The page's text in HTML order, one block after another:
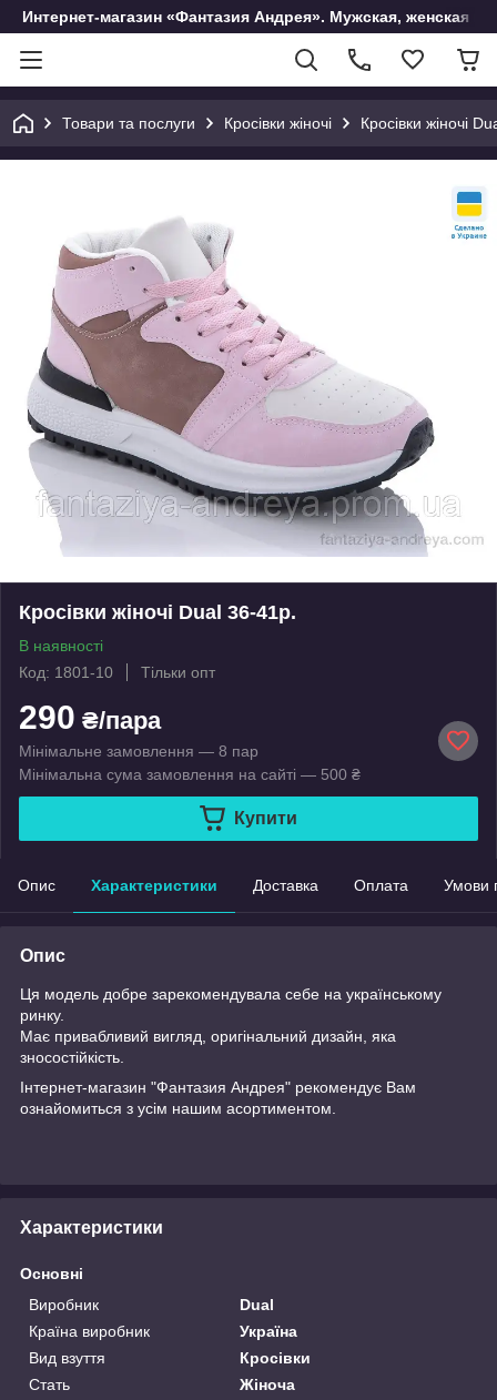
Интернет-магазин «Фантазия Андрея». Мужская, женская и
Товари та послуги Кросівки жіночі Кросівки жіночі
Кросівки жіночі Dual 36-41р.
В наявності
Код: 1801-10
Тільки опт
290 ₴/пара
Мінімальне замовлення — 8 пар
Мінімальна сума замовлення на сайті — 500 ₴
Купити
Опис Характеристики Доставка Оплата Умови
Опис
Ця модель добре зарекомендувала себе на українському
ринку.
Має привабливий вигляд, оригінальний дизайн, яка
зносостійкість.
Інтернет-магазин "Фантазия Андрея" рекомендує Вам
ознайомиться з усім нашим асортиментом.
Характеристики
Основні
Виробник
Dual
Країна виробник
Україна
Вид взуття
Кросівки
Стать
Жіноча